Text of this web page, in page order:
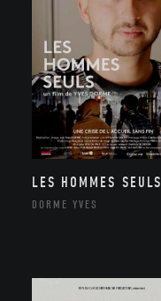
LES HOMMES SEULS
DORME YVES